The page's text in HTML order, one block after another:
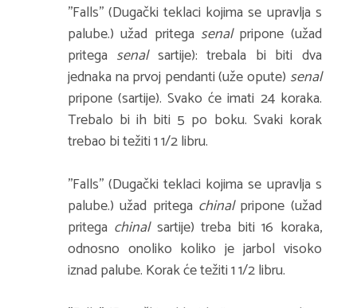
''Falls'' (Dugački teklaci kojima se upravlja s
palube.) užad pritega senalpripone (užad
pritega senalsartije): trebala bi biti dva
jednaka na prvoj pendanti (uže opute) senal
pripone (sartije). Svako će imati 24 koraka.
Trebalo bi ih biti 5 po boku. Svaki korak
trebao bi težiti 1 1/2 libru.
''Falls'' (Dugački teklaci kojima se upravlja s
palube.) užad pritega chinalpripone (užad
pritega chinalsartije) treba biti 16 koraka,
odnosno onoliko koliko je jarbol visoko
iznad palube. Korak će težiti 1 1/2 libru.